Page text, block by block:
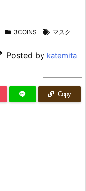
3COINS マスク
Posted by katemita
Copy